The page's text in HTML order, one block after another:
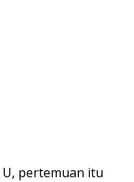
pertemuan itu